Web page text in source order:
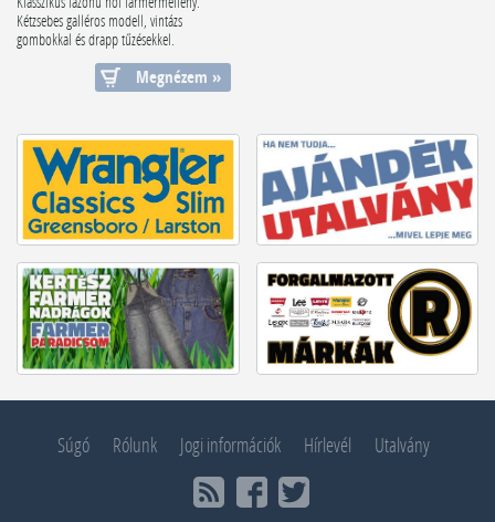
Kétzsebes galléros modell, vintázs
gombokkal és drapp tűzésekkel.
Megnézem »
Súgó Rólunk Jogi információk Hírlevél Utalvány